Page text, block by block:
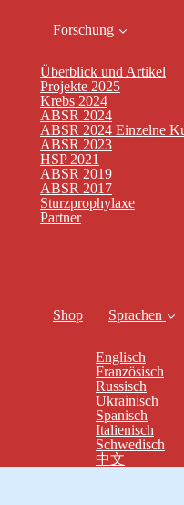
Forschung
Überblick und Artikel
Projekte 2025
Krebs 2024
ABSR 2024
ABSR 2024 Einzelne
ABSR 2023
HSP 2021
ABSR 2019
ABSR 2017
Sturzprophylaxe
Partner
Shop Sprachen
Englisch
Französisch
Russisch
Ukrainisch
Spanisch
Italienisch
Schwedisch
中文